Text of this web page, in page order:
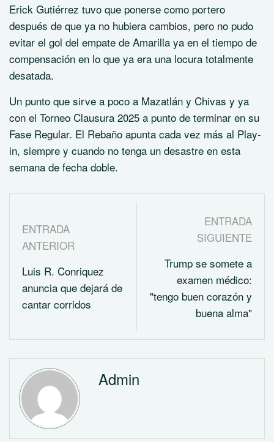
Erick Gutiérrez tuvo que ponerse como portero
después de que ya no hubiera cambios, pero no pudo
evitar el gol del empate de Amarilla ya en el tiempo de
compensación en lo que ya era una locura totalmente
desatada.
Un punto que sirve a poco a Mazatlán y Chivas y ya
con el Torneo Clausura 2025 a punto de terminar en su
Fase Regular. El Rebaño apunta cada vez más al Play-
in, siempre y cuando no tenga un desastre en esta
semana de fecha doble.
ENTRADA
ANTERIOR
Luis R. Conriquez
anuncia que dejará de
cantar corridos
ENTRADA
SIGUIENTE
Trump se somete a
examen médico:
"tengo buen corazón y
buena alma"
Admin